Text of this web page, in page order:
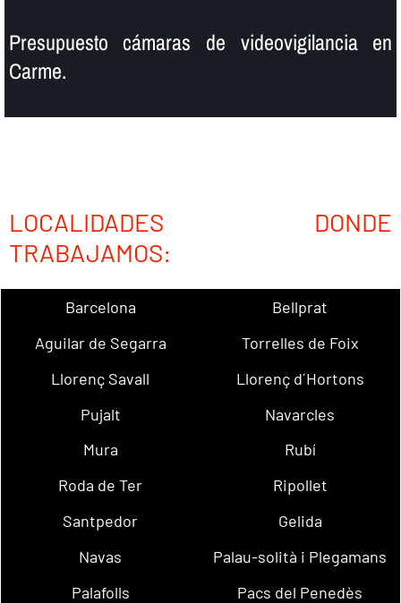
Presupuesto cámaras de videovigilancia en
Carme.
LOCALIDADES DONDE
TRABAJAMOS:
Barcelona
Bellprat
Aguilar de Segarra
Torrelles de Foix
Llorenç Savall
Llorenç d´Hortons
Pujalt
Navarcles
Mura
Rubí
Roda de Ter
Ripollet
Santpedor
Gelida
Navas
Palau-solità i Plegamans
Palafolls
Pacs del Penedès